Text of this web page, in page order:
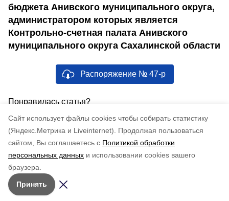
Cайт использует файлы cookies чтобы собирать статистику
(Яндекс.Метрика и Liveinternet).
Продолжая пользоваться
сайтом, Вы соглашаетесь с Политикой обработки
персональных данных и использовании cookies вашего
браузера.
Принять
бюджета Анивского муниципального округа,
администратором которых является
Контрольно-счетная палата Анивского
муниципального округа Сахалинской области
Распоряжение № 47-р
Понравилась статья?